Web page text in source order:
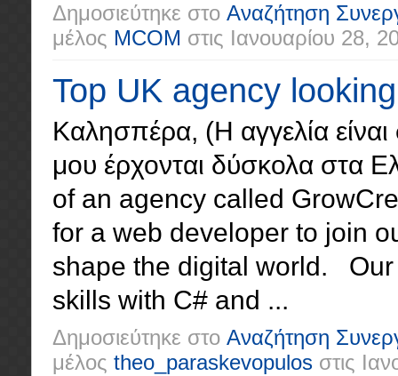
Δημοσιεύτηκε στο Αναζήτηση
μέλος MCOM στις Ιανουαρίου 28,
Top UK agency
Καλησπέρα, (Η αγγελία είναι
μου έρχονται δύσκολα στα
of an agency called
for a web developer to join
shape the digital world.
skills with C# and ...
Δημοσιεύτηκε στο Αναζήτηση
μέλος theo_paraskevopulos στις